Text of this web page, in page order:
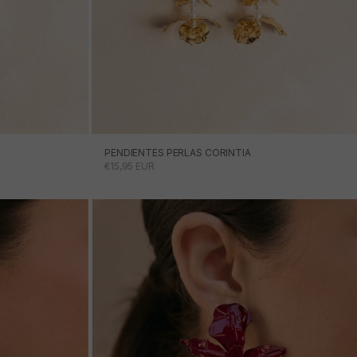
PENDIENTES PERLAS CORINTIA
PRECIO DE OFERTA
€15,95 EUR